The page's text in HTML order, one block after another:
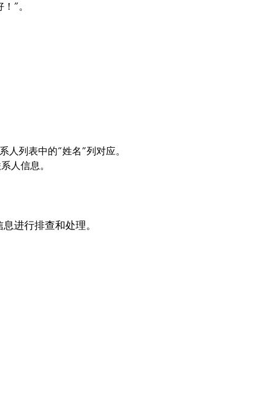
”。
列表中的“姓名”列对应。
人信息。
进行排查和处理。